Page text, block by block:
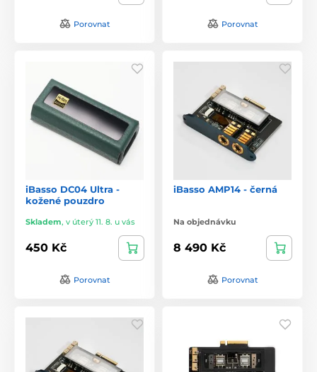
Porovnat Porovnat
iBasso DC04 Ultra -
kožené pouzdro
Skladem, v úterý 11. 8. u vás
450 Kč
Porovnat
iBasso AMP14 - černá
Na objednávku
8 490 Kč
Porovnat